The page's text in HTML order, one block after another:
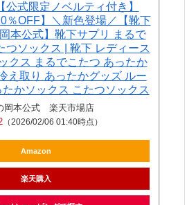
【公式限定ノベルティ付き】
％OFF】＼新色登場／【靴下
本公式】靴下サプリ まるで
つソックス | 靴下 レディース
クス まるでこたつ あったか
え取り あったかグッズ ルー
たかソックス こたつソックス
岡本公式 楽天市場店
（2026/02/06 01:40時点）
Amazon
楽天購入